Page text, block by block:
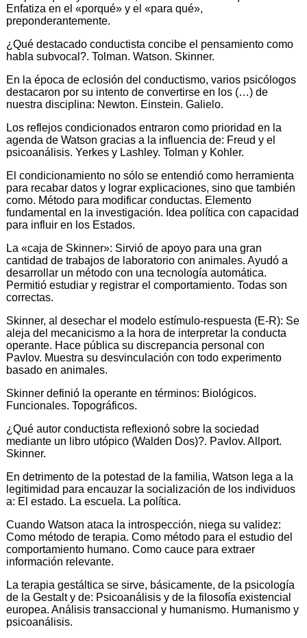
Enfatiza en el «porqué» y el «para qué»,
preponderantemente.
¿Qué destacado conductista concibe el pensamiento como
habla subvocal?. Tolman. Watson. Skinner.
En la época de eclosión del conductismo, varios psicólogos
destacaron por su intento de convertirse en los (…) de
nuestra disciplina: Newton. Einstein. Galielo.
Los reflejos condicionados entraron como prioridad en la
agenda de Watson gracias a la influencia de: Freud y el
psicoanálisis. Yerkes y Lashley. Tolman y Kohler.
El condicionamiento no sólo se entendió como herramienta
para recabar datos y lograr explicaciones, sino que también
como. Método para modificar conductas. Elemento
fundamental en la investigación. Idea política con capacidad
para influir en los Estados.
La «caja de Skinner»: Sirvió de apoyo para una gran
cantidad de trabajos de laboratorio con animales. Ayudó a
desarrollar un método con una tecnología automática.
Permitió estudiar y registrar el comportamiento. Todas son
correctas.
Skinner, al desechar el modelo estímulo-respuesta (E-R): Se
aleja del mecanicismo a la hora de interpretar la conducta
operante. Hace pública su discrepancia personal con
Pavlov. Muestra su desvinculación con todo experimento
basado en animales.
Skinner definió la operante en términos: Biológicos.
Funcionales. Topográficos.
¿Qué autor conductista reflexionó sobre la sociedad
mediante un libro utópico (Walden Dos)?. Pavlov. Allport.
Skinner.
En detrimento de la potestad de la familia, Watson lega a la
legitimidad para encauzar la socialización de los individuos
a: El estado. La escuela. La política.
Cuando Watson ataca la introspección, niega su validez:
Como método de terapia. Como método para el estudio del
comportamiento humano. Como cauce para extraer
información relevante.
La terapia gestáltica se sirve, básicamente, de la psicología
de la Gestalt y de: Psicoanálisis y de la filosofía existencial
europea. Análisis transaccional y humanismo. Humanismo y
psicoanálisis.